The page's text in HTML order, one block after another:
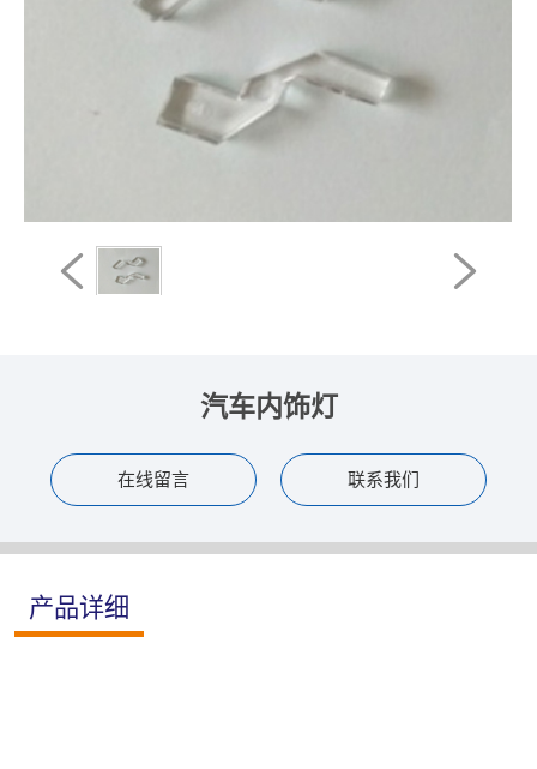
汽车内饰灯
在线留言 联系我们
产品详细